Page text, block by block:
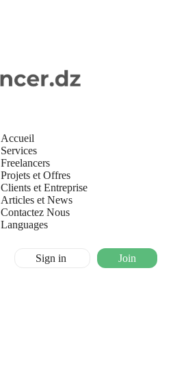
Accueil
Services
Freelancers
Projets et Offres
Clients et Entreprise
Articles et News
Contactez Nous
Languages
Sign in Join